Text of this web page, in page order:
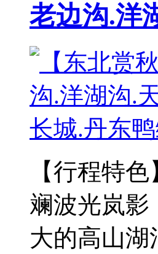
老边沟.洋
【行程特
斓波光岚影
大的高山